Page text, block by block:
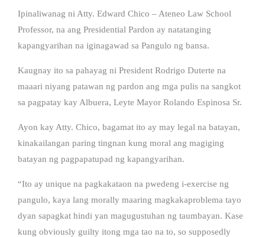
Ipinaliwanag ni Atty. Edward Chico – Ateneo Law School
Professor, na ang Presidential Pardon ay natatanging
kapangyarihan na iginagawad sa Pangulo ng bansa.
Kaugnay ito sa pahayag ni President Rodrigo Duterte na
maaari niyang patawan ng pardon ang mga pulis na sangkot
sa pagpatay kay Albuera, Leyte Mayor Rolando Espinosa Sr.
Ayon kay Atty. Chico, bagamat ito ay may legal na batayan,
kinakailangan paring tingnan kung moral ang magiging
batayan ng pagpapatupad ng kapangyarihan.
“Ito ay unique na pagkakataon na pwedeng i-exercise ng
pangulo, kaya lang morally maaring magkakaproblema tayo
dyan sapagkat hindi yan magugustuhan ng taumbayan. Kase
kung obviously guilty itong mga tao na to, so supposedly